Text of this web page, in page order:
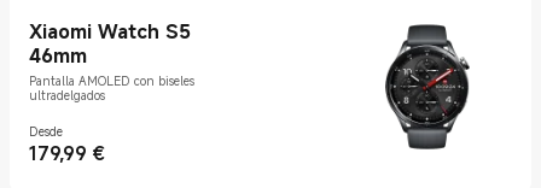
Xiaomi Watch S5
46mm
Pantalla AMOLED con biseles
ultradelgados
Desde
179,99 €
Current Price €179.99